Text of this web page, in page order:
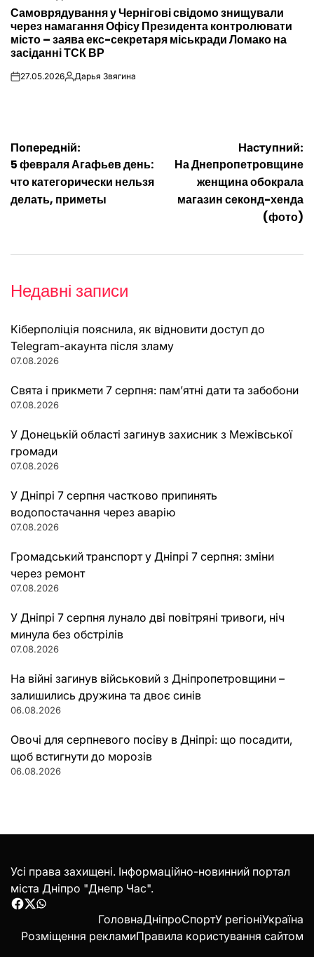
У
Самоврядування у Чернігові свідомо знищували
через намагання Офісу Президента контролювати
місто – заява екс-секретаря міськради Ломако на
засіданні ТСК ВР
on27.05.2026Опубліковано
Дарья Звягина
Навігація
записів
Попередній:
5 февраля Агафьев день:
что категорически нельзя
делать, приметы
Наступний:
На Днепропетровщине
женщина обокрала
магазин секонд-хенда
(фото)
Недавні записи
Кіберполіція пояснила, як відновити доступ до
Telegram-акаунта після зламу
07.08.2026
Свята і прикмети 7 серпня: пам’ятні дати та забобони
07.08.2026
У Донецькій області загинув захисник з Межівської
громади
07.08.2026
У Дніпрі 7 серпня частково припинять
водопостачання через аварію
07.08.2026
Громадський транспорт у Дніпрі 7 серпня: зміни
через ремонт
07.08.2026
У Дніпрі 7 серпня лунало дві повітряні тривоги, ніч
минула без обстрілів
07.08.2026
На війні загинув військовий з Дніпропетровщини –
залишились дружина та двоє синів
06.08.2026
Овочі для серпневого посіву в Дніпрі: що посадити,
щоб встигнути до морозів
06.08.2026
Усі права захищені. Інформаційно-новинний портал
міста Дніпро "Днепр Час".
Facebook
Twitter
WhatsApp
ГоловнаДніпроСпортУ регіоніУкраїна
Розміщення рекламиПравила користування сайтом